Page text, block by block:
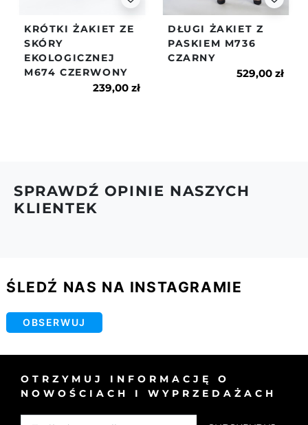
od daty jej otrzymania lub towar będzie naruszony -
nie będzie spełniał warunków z pkt.2.
6.Więcej na temat dostaw i zwrotów znajdziesz w
naszym regulaminie.
KRÓTKI ŻAKIET ZE
SKÓRY
EKOLOGICZNEJ
M674 CZERWONY
239,00 zł
DŁUGI ŻAKIET Z
PASKIEM M736
CZARNY
529,00 zł
SPRAWDŹ OPINIE NASZYCH
KLIENTEK
ŚLEDŹ NAS NA INSTAGRAMIE
OBSERWUJ
OTRZYMUJ INFORMACJĘ O
NOWOŚCIACH I WYPRZEDAŻACH